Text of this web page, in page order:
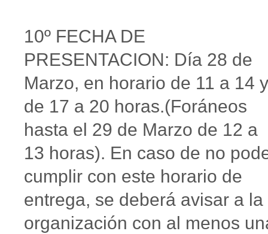
10º FECHA DE
PRESENTACION: Día 28 de
Marzo, en horario de 11 a 14 y
de 17 a 20 horas.(Foráneos
hasta el 29 de Marzo de 12 a
13 horas). En caso de no
cumplir con este horario de
entrega, se deberá avisar a la
organización con al menos